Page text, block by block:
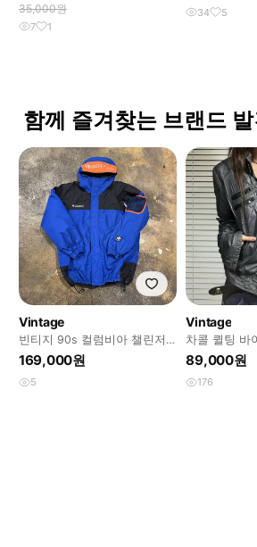
35,000원
7 1
34 5
함께 즐겨찾는 브랜드 발
Vintage
빈티지 90s 컬럼비아 챌린저
자켓
169,000원
5
Vintage
차콜 퀼팅 바
89,000원
176